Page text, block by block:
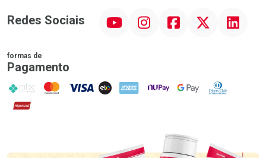
Redes Sociais InstagramFacebookTwitter Linkedin
formas de
Pagamento
PIX MasterCard
VISA ELO AMEX NuPay Google PayDiners Club
Hipercard
Promoção em Destaque